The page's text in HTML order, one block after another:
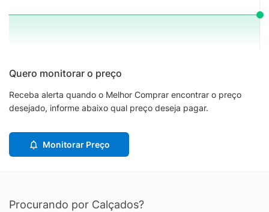
Quero monitorar o preço
Receba alerta quando o Melhor Comprar encontrar o preço
desejado, informe abaixo qual preço deseja pagar.
Monitorar Preço
Procurando por Calçados?